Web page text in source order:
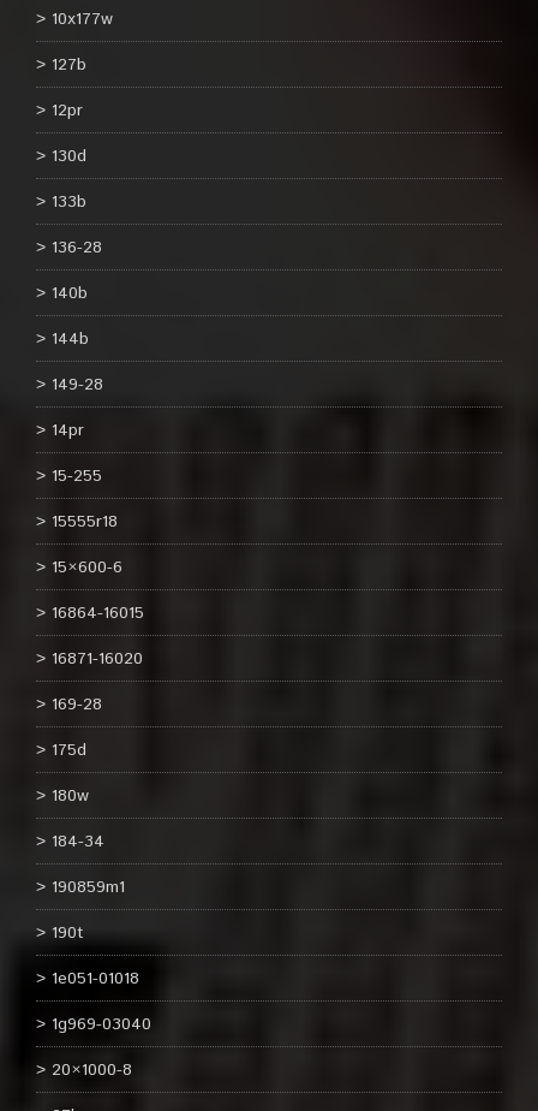
10x177w
127b
12pr
130d
133b
136-28
140b
144b
149-28
14pr
15-255
15555r18
15×600-6
16864-16015
16871-16020
169-28
175d
180w
184-34
190859m1
190t
1e051-01018
1g969-03040
20×1000-8